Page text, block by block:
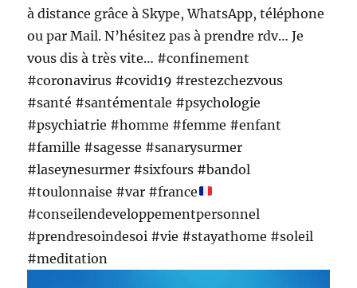
à distance grâce à Skype, WhatsApp, téléphone
ou par Mail. N’hésitez pas à prendre rdv… Je
vous dis à très vite… #confinement
#coronavirus #covid19 #restezchezvous
#santé #santémentale #psychologie
#psychiatrie #homme #femme #enfant
#famille #sagesse #sanarysurmer
#laseynesurmer #sixfours #bandol
#toulonnaise #var #france
#conseilendeveloppementpersonnel
#prendresoindesoi #vie #stayathome #soleil
#meditation